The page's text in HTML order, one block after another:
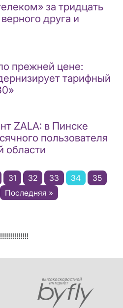
за тридцать
друга и
прежней цене:
тарифный
ZALA: в Пинске
пользователя
области
Page
31 Page
32 Page
33
Текущая
34 Page
35
Последняя
Последняя »